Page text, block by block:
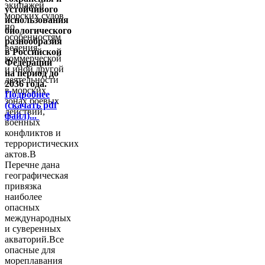
экипажей
морских судов
по
особенностям
ведения
коммерческой
и иной другой
деятельности
в морских
зонах боевых
действий,
военных
конфликтов и
террористических
актов.В
Перечне дана
географическая
привязка
наиболее
опасных
международных
и суверенных
акваторий.Все
опасные для
мореплавания
устойчивого
использования
биологического
разнообразия
в Российской
Федерации
на период до
2036 года.
Подробнее
(скачать pdf
файл)...